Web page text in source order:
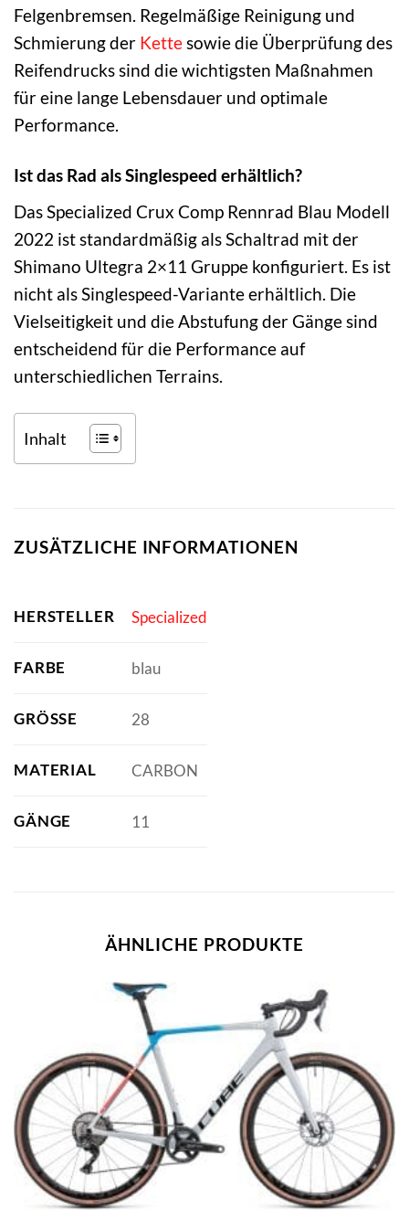
Felgenbremsen. Regelmäßige Reinigung und
Schmierung der Kettesowie die Überprüfung des
Reifendrucks sind die wichtigsten Maßnahmen
für eine lange Lebensdauer und optimale
Performance.
Ist das Rad als Singlespeed erhältlich?
Das Specialized Crux Comp Rennrad Blau Modell
2022 ist standardmäßig als Schaltrad mit der
Shimano Ultegra 2×11 Gruppe konfiguriert. Es ist
nicht als Singlespeed-Variante erhältlich. Die
Vielseitigkeit und die Abstufung der Gänge sind
entscheidend für die Performance auf
unterschiedlichen Terrains.
Inhalt
ZUSÄTZLICHE INFORMATIONEN
HERSTELLER Specialized
FARBE blau
GRÖSSE 28
MATERIAL CARBON
GÄNGE 11
ÄHNLICHE PRODUKTE